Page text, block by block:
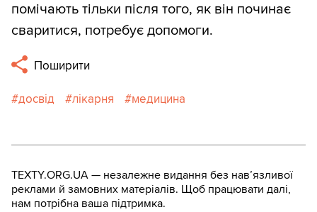
помічають тільки після того, як він починає
сваритися, потребує допомоги.
Поширити
досвід лікарня медицина
TEXTY.ORG.UA — незалежне видання без навʼязливої
реклами й замовних матеріалів. Щоб працювати далі,
нам потрібна ваша підтримка.